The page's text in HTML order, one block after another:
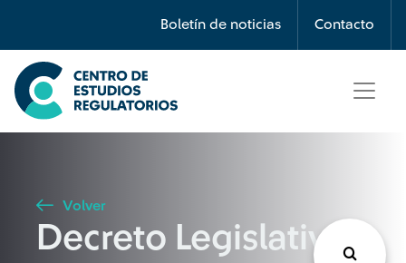
Boletín de noticias Contacto
Búsqueda
Seleccione país
Buscar
Volver
Decreto Legislativo